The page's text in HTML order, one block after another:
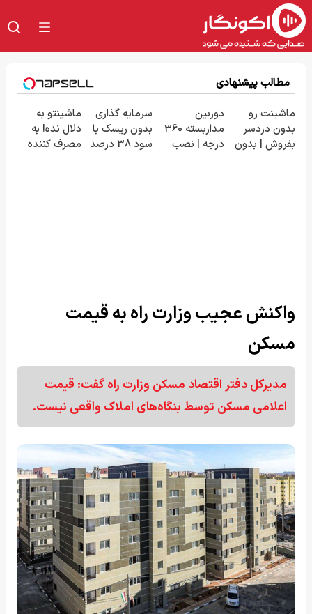
مطالب پیشنهادی
ماشینت رو
بدون دردسر
بفروش | بدون
دوربین
مداربسته 360
درجه | نصب
سرمایه گذاری
بدون ریسک با
سود 38 درصد
ماشینتو به
دلال نده! به
مصرف کننده
واکنش عجیب وزارت راه به قیمت
مسکن
مدیرکل دفتر اقتصاد مسکن وزارت راه گفت:‌ قیمت
اعلامی مسکن توسط بنگاه‌های املاک واقعی نیست.